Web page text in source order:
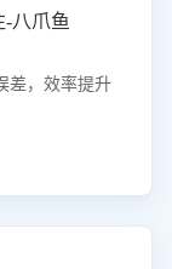
八爪鱼
差，效率提升